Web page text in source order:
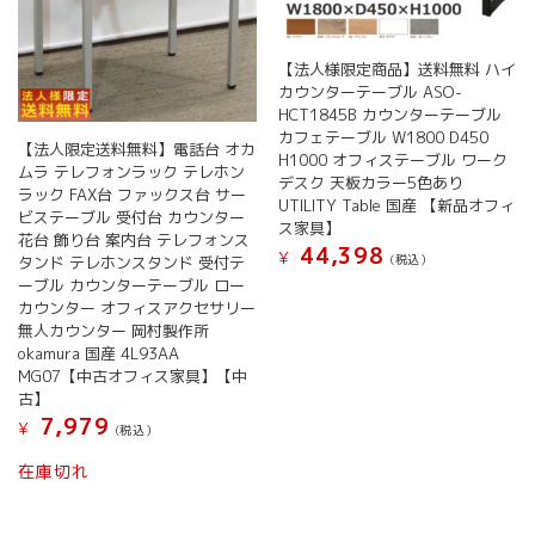
【法人限定送料無料】電話台 オカ
ムラ テレフォンラック テレホン
ラック FAX台 ファックス台 サー
ビステーブル 受付台 カウンター
花台 飾り台 案内台 テレフォンス
タンド テレホンスタンド 受付テ
ーブル カウンターテーブル ロー
カウンター オフィスアクセサリー
無人カウンター 岡村製作所
okamura 国産 4L93AA
MG07【中古オフィス家具】【中
古】
¥
7,979 (税込）
在庫切れ
【法人様限定商品】送料無料 ハイ
カウンターテーブル ASO-
HCT1845B カウンターテーブル
カフェテーブル W1800 D450
H1000 オフィステーブル ワーク
デスク 天板カラー5色あり
UTILITY Table 国産 【新品オフィ
ス家具】
¥
44,398 (税込）